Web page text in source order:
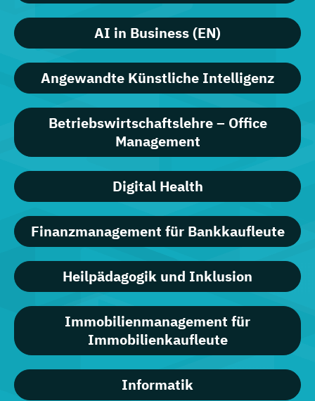
AI in Business (EN)
Angewandte Künstliche Intelligenz
Betriebswirtschaftslehre – Office
Management
Digital Health
Finanzmanagement für Bankkaufleute
Heilpädagogik und Inklusion
Immobilienmanagement für
Immobilienkaufleute
Informatik